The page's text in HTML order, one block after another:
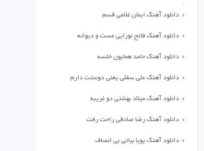
دانلود آهنگ ایمان غلامی قسم
دانلود آهنگ فاتح نورایی مست و دیوانه
دانلود آهنگ حامد همایون خلسه
دانلود آهنگ علی سفلی یعنی دوستت دارم
دانلود آهنگ میلاد بهشتی دو غریبه
دانلود آهنگ رضا صادقی راحت رفت
دانلود آهنگ پویا بیاتی بی انصاف